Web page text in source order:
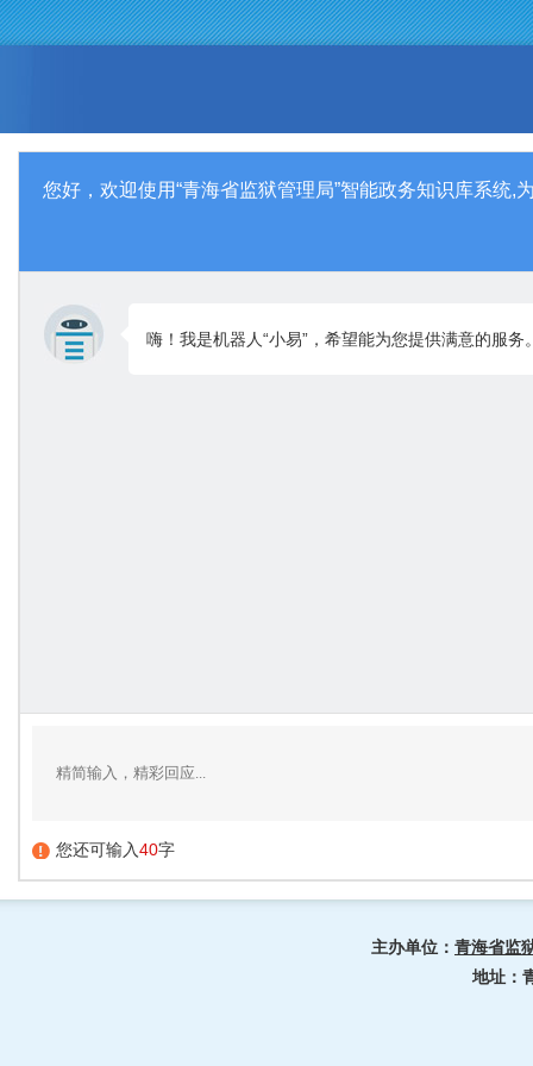
您好，欢迎使用“青海省监狱管理局”智能政务知识库系统,
嗨！我是机器人“小易”，希望能为您提供满意的服务
您还可输入40字
主办单位： 青海省监
地址：